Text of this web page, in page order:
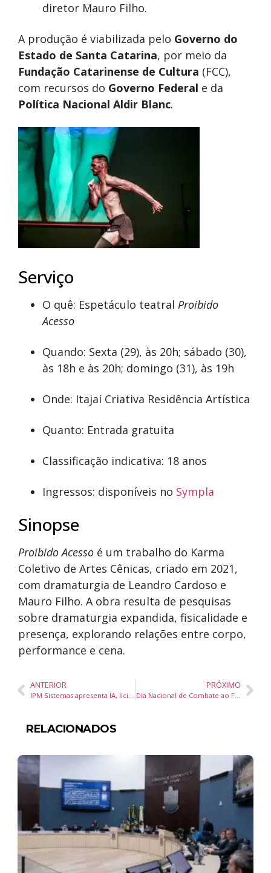
diretor Mauro Filho.
A produção é viabilizada pelo Governo do
Estado de Santa Catarina, por meio da
Fundação Catarinense de Cultura (FCC),
com recursos do Governo Federal e da
Política Nacional Aldir Blanc.
Serviço
O quê: Espetáculo teatral Proibido
Acesso
Quando: Sexta (29), às 20h; sábado (30),
às 18h e às 20h; domingo (31), às 19h
Onde: Itajaí Criativa Residência Artística
Quanto: Entrada gratuita
Classificação indicativa: 18 anos
Ingressos: disponíveis no Sympla
Sinopse
Proibido Acesso é um trabalho do Karma
Coletivo de Artes Cênicas, criado em 2021,
com dramaturgia de Leandro Cardoso e
Mauro Filho. A obra resulta de pesquisas
sobre dramaturgia expandida, fisicalidade e
presença, explorando relações entre corpo,
performance e cena.
ANTERIOR
IPM Sistemas apresenta IA, licitações digitais e drones para transformar a gestão pública
PRÓXIMO
Dia Nacional de Combate ao Fumo alerta para aumento do tabagismo e riscos da DPOC no Brasil
RELACIONADOS